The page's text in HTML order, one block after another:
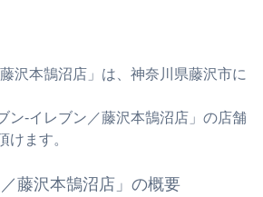
藤沢本鵠沼店」は、神奈川県藤沢市に
ン‐イレブン／藤沢本鵠沼店」の店舗
けます。
／藤沢本鵠沼店」の概要